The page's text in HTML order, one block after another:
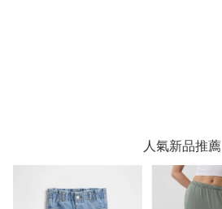
人氣新品推薦